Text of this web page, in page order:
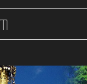
clients/